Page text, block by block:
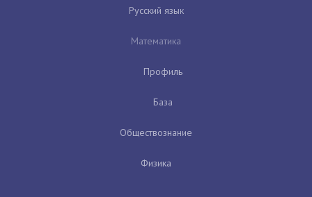
Русский язык
Математика
Профиль
База
Обществознание
Физика